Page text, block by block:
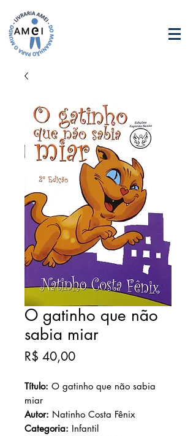
O gatinho que não
sabia miar
R$ 40,00Preço
Título: O gatinho que não sabia
miar
Autor: Natinho Costa Fênix
Categoria: Infantil